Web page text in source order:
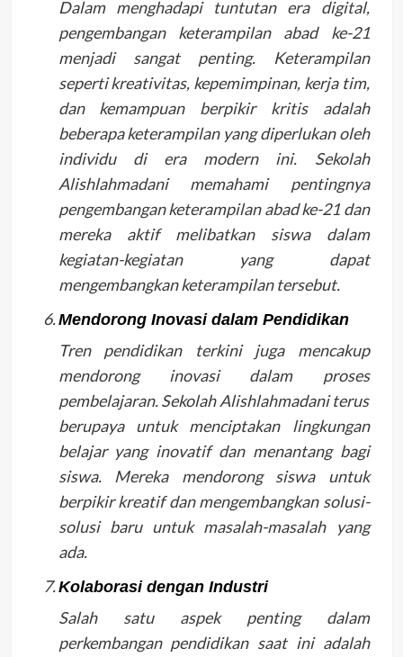
Dalam menghadapi tuntutan era digital,
pengembangan keterampilan abad ke-21
menjadi sangat penting. Keterampilan
seperti kreativitas, kepemimpinan, kerja tim,
dan kemampuan berpikir kritis adalah
beberapa keterampilan yang diperlukan oleh
individu di era modern ini. Sekolah
Alishlahmadani memahami pentingnya
pengembangan keterampilan abad ke-21 dan
mereka aktif melibatkan siswa dalam
kegiatan-kegiatan yang dapat
mengembangkan keterampilan tersebut.
Mendorong Inovasi dalam Pendidikan
Tren pendidikan terkini juga mencakup
mendorong inovasi dalam proses
pembelajaran. Sekolah Alishlahmadani terus
berupaya untuk menciptakan lingkungan
belajar yang inovatif dan menantang bagi
siswa. Mereka mendorong siswa untuk
berpikir kreatif dan mengembangkan solusi-
solusi baru untuk masalah-masalah yang
ada.
Kolaborasi dengan Industri
Salah satu aspek penting dalam
perkembangan pendidikan saat ini adalah